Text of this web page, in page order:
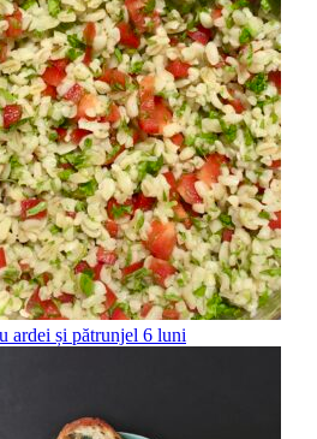
ardei și pătrunjel 6 luni